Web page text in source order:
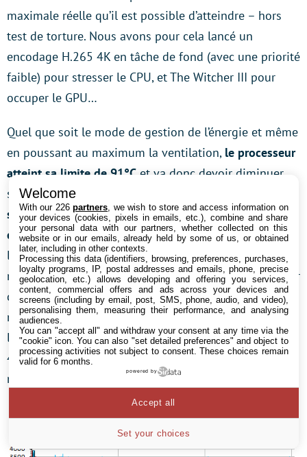
maximale réelle qu’il est possible d’atteindre – hors
test de torture. Nous avons pour cela lancé un
encodage H.265 4K en tâche de fond (avec une priorité
faible) pour stresser le CPU, et The Witcher III pour
occuper le GPU…
Quel que soit le mode de gestion de l’énergie et même
en poussant au maximum la ventilation, le processeur
atteint sa limite de 91°C et va donc devoir diminuer
sensiblement sa fréquence de fonctionnement.
système de refroidissement dédié au CPU montre
clairement ici ses limites. Le GPU atteint lui aussi sa
limite (86°C) lorsque la ventilation est gérée de
manière automatique, et il faut la pousser au max pour
que la GTX 1060 ne dépasse plus les 80°C. Côté
nuisances sonores,c’est franchement bruyant puisque
l’on atteint 46 dB en mode automatique, et jusqu’à
48,5 dB lorsque l’on pousse les ventilateurs au
maximum !
Welcome
With our 226partners , we wish to store and access information on
your devices (cookies, pixels in emails, etc.), combine and share
your personal data with our partners, whether collected on this
website or in our emails, already held by some of us, or obtained
later, including in other contexts.
Processing this data (identifiers, browsing, preferences, purchases,
loyalty programs, IP, postal addresses and emails, phone, precise
geolocation, etc.) allows developing and offering you services,
content, commercial offers and ads across your devices and
screens (including by email, post, SMS, phone, audio, and video),
personalising them, measuring their performance, and analysing
audiences.
You can "accept all" and withdraw your consent at any time via the
"cookie" icon. You can also "set detailed preferences" and object to
processing activities not subject to consent. These choices remain
valid for 6 months.
powered by
Set your choices
Accept all